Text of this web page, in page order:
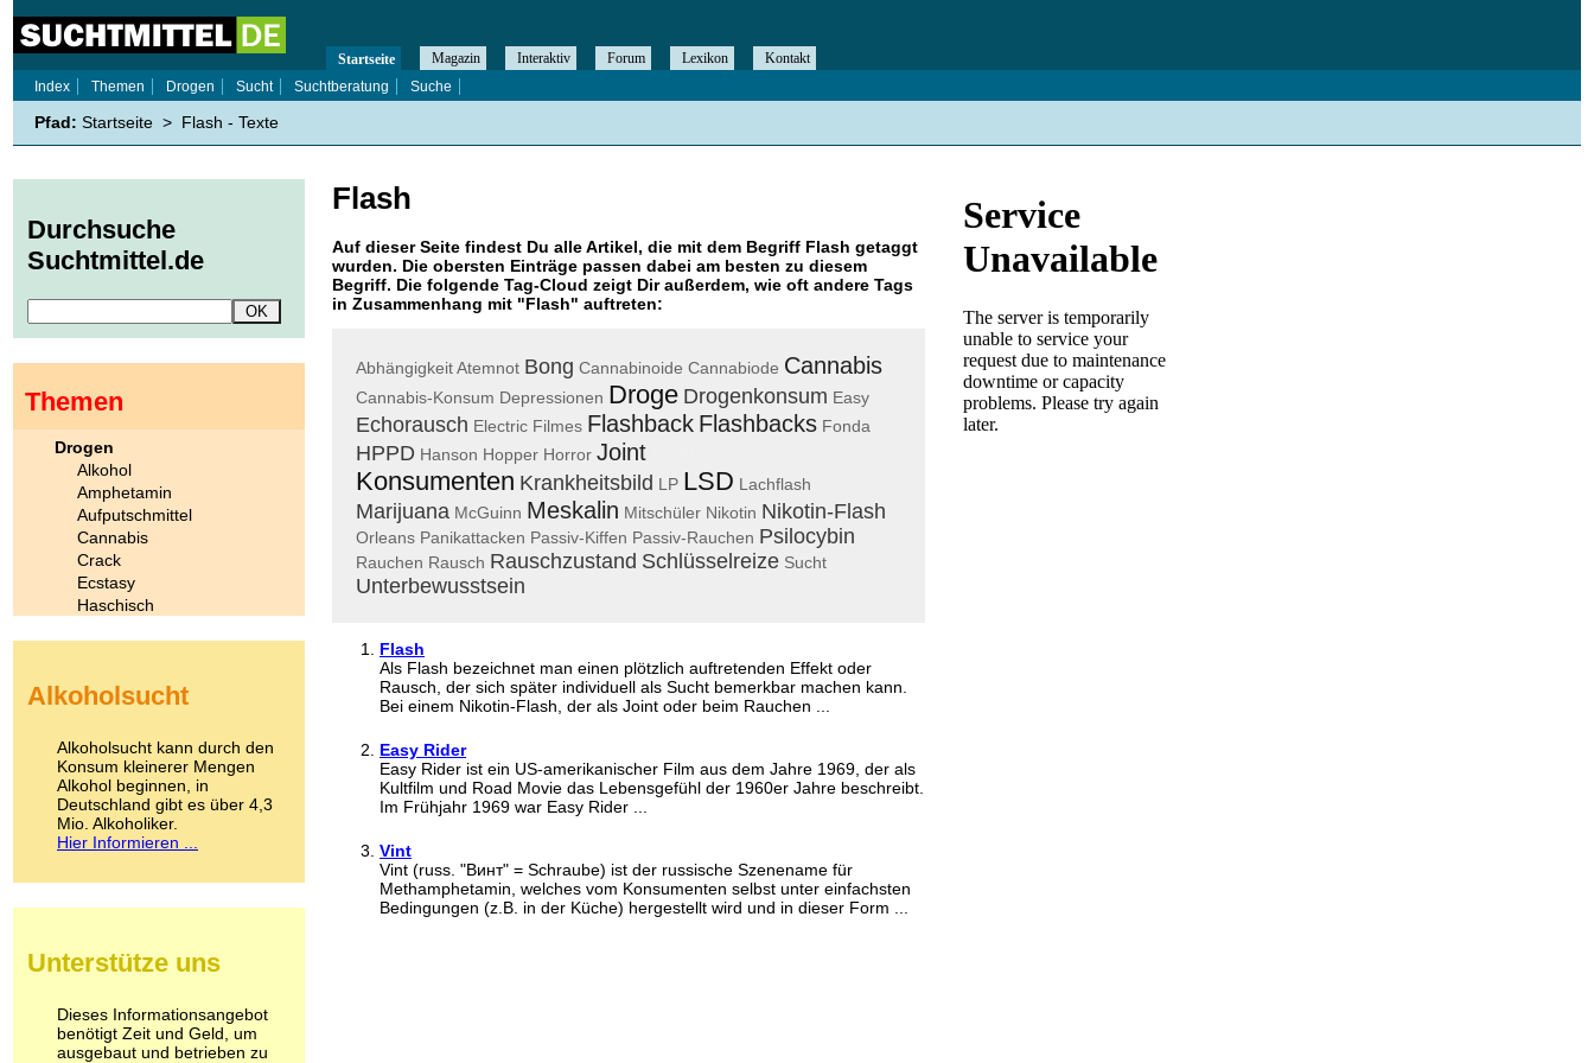
Flash
Auf dieser Seite findest Du alle Artikel, die mit dem Begriff Flash getaggt
wurden. Die obersten Einträge passen dabei am besten zu diesem
Begriff. Die folgende Tag-Cloud zeigt Dir außerdem, wie oft andere Tags
in Zusammenhang mit "Flash" auftreten:
AbhängigkeitAtemnot Bong Cannabinoide Cannabiode Cannabis
Cannabis-Konsum Depressionen Droge Drogenkonsum Easy
Echorausch Electric Filmes Flashback Flashbacks Fonda
HPPD Hanson Hopper Horror Joint
Konsumenten Krankheitsbild LP LSD Lachflash
Marijuana McGuinn Meskalin Mitschüler Nikotin Nikotin-Flash
Orleans Panikattacken Passiv-Kiffen Passiv-Rauchen Psilocybin
Rauchen Rausch Rauschzustand Schlüsselreize Sucht
Unterbewusstsein
Flash
Als Flash bezeichnet man einen plötzlich auftretenden Effekt oder
Rausch, der sich später individuell als Sucht bemerkbar machen kann.
Bei einem Nikotin-Flash, der als Joint oder beim Rauchen ...
Easy Rider
Easy Rider ist ein US-amerikanischer Film aus dem Jahre 1969, der als
Kultfilm und Road Movie das Lebensgefühl der 1960er Jahre beschreibt.
Im Frühjahr 1969 war Easy Rider ...
Vint
Vint (russ. "Винт" = Schraube) ist der russische Szenename für
Methamphetamin, welches vom Konsumenten selbst unter einfachsten
Bedingungen (z.B. in der Küche) hergestellt wird und in dieser Form ...
Startseite Magazin Interaktiv Forum Lexikon
Kontakt
Index
Themen Drogen Sucht Suchtberatung Suche
Pfad: Startseite > Flash - Texte
Durchsuche
Suchtmittel.de
Themen
Drogen
Alkohol
Amphetamin
Aufputschmittel
Cannabis
Crack
Ecstasy
Haschisch
Kokain
LSD
Marihuana
Medikamente
Meskalin
Metamphetamin
Methadon
Pilze
Psychopharmaka
Schlafmittel
Schmerzmittel
Alkoholsucht
Alkoholsucht kann durch den
Konsum kleinerer Mengen
Alkohol beginnen, in
Deutschland gibt es über 4,3
Mio. Alkoholiker.
Hier Informieren ...
Unterstütze uns
Dieses Informationsangebot
benötigt Zeit und Geld, um
ausgebaut und betrieben zu